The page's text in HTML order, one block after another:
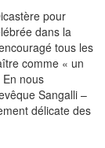
pour
dans la
tous les
comme « un
nous
Sangalli –
délicate des